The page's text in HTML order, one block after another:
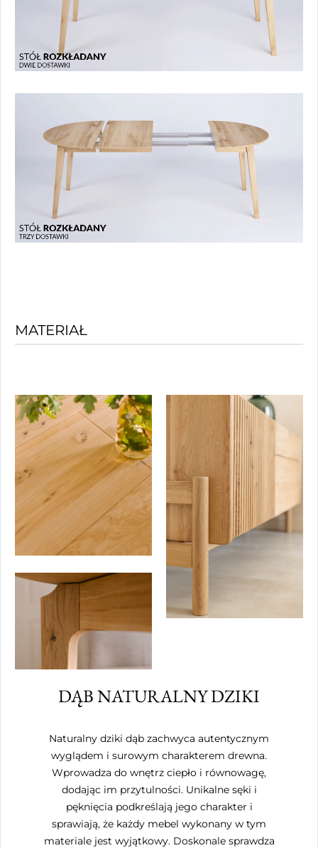
MATERIAŁ
DĄB NATURALNY DZIKI
Naturalny dziki dąb zachwyca autentycznym
wyglądem i surowym charakterem drewna.
Wprowadza do wnętrz ciepło i równowagę,
dodając im przytulności. Unikalne sęki i
pęknięcia podkreślają jego charakter i
sprawiają, że każdy mebel wykonany w tym
materiale jest wyjątkowy. Doskonale sprawdza